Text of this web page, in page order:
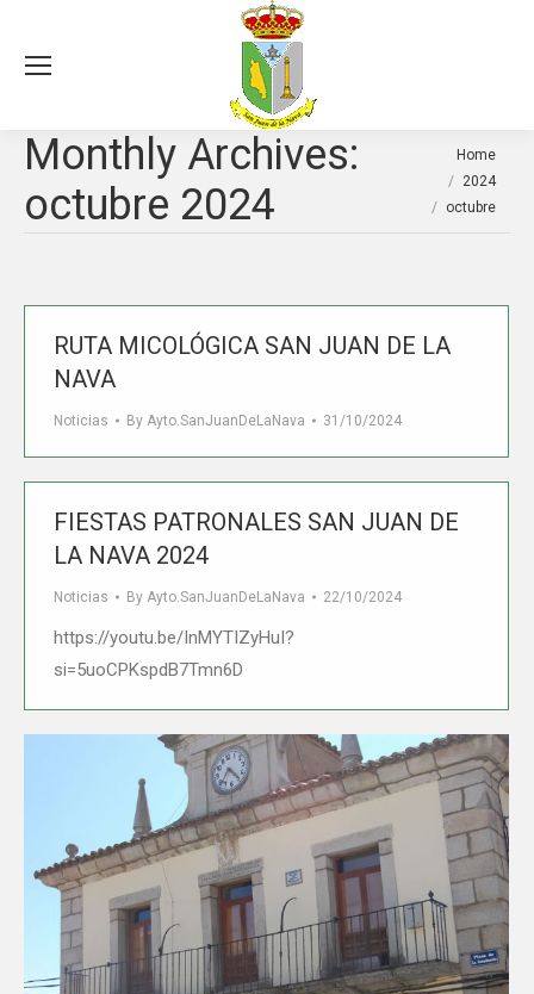
Monthly Archives:
octubre 2024
You are here:
Home
2024
octubre
RUTA MICOLÓGICA SAN JUAN DE LA
NAVA
Noticias By Ayto.SanJuanDeLaNava 31/10/2024
FIESTAS PATRONALES SAN JUAN DE
LA NAVA 2024
Noticias By Ayto.SanJuanDeLaNava 22/10/2024
https://youtu.be/InMYTIZyHuI?
si=5uoCPKspdB7Tmn6D